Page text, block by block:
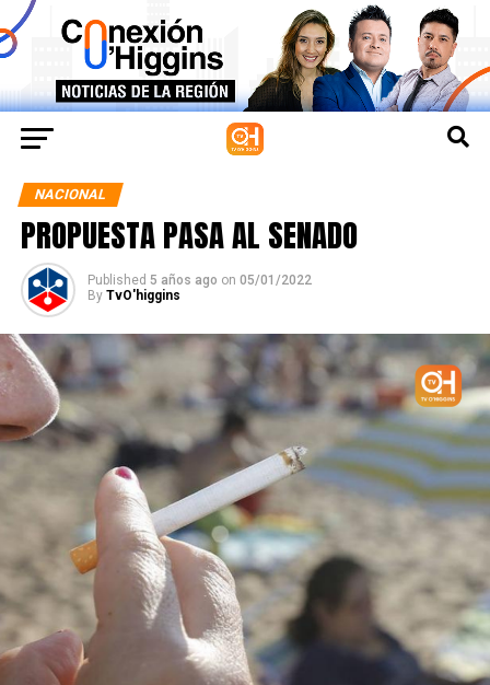
NACIONAL
PROPUESTA PASA AL SENADO
Published 5 años ago on 05/01/2022
By TvO'higgins